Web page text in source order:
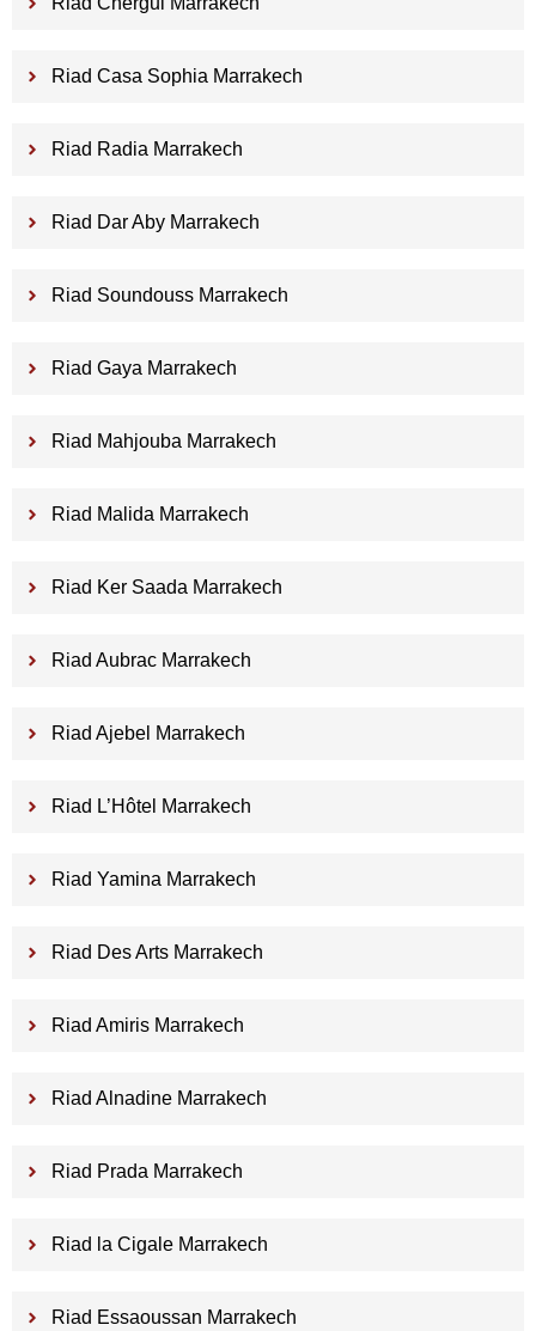
Riad Casa Sophia Marrakech
Riad Radia Marrakech
Riad Dar Aby Marrakech
Riad Soundouss Marrakech
Riad Gaya Marrakech
Riad Mahjouba Marrakech
Riad Malida Marrakech
Riad Ker Saada Marrakech
Riad Aubrac Marrakech
Riad Ajebel Marrakech
Riad L’Hôtel Marrakech
Riad Yamina Marrakech
Riad Des Arts Marrakech
Riad Amiris Marrakech
Riad Alnadine Marrakech
Riad Prada Marrakech
Riad la Cigale Marrakech
Riad Essaoussan Marrakech